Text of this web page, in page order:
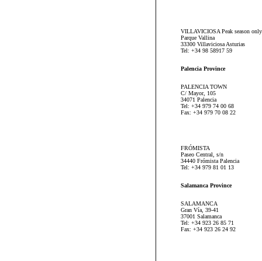
VILLAVICIOSA Peak season only
Parque Vallina
33300 Villaviciosa Asturias
Tel: +34 98 58917 59
Palencia Province
PALENCIA TOWN
C/ Mayor, 105
34071 Palencia
Tel: +34 979 74 00 68
Fax: +34 979 70 08 22
FRÓMISTA
Paseo Central, s/n
34440 Frómista Palencia
Tel: +34 979 81 01 13
Salamanca Province
SALAMANCA
Gran Vía, 39-41
37001 Salamanca
Tel: +34 923 26 85 71
Fax: +34 923 26 24 92